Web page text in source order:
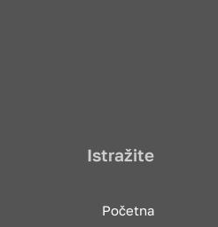
Istražite
Početna